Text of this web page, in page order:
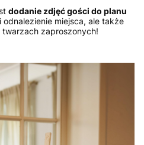
dodanie zdjęć gości do planu
odnalezienie miejsca, ale także
twarzach zaproszonych!